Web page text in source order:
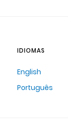
IDIOMAS
English
Português